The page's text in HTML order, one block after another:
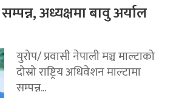
अध्यक्षमा बावु अर्याल
युरोप/ प्रवासी नेपाली मञ्च माल्टाको
दोस्रो राष्ट्रिय अधिवेशन माल्टामा
सम्पन्न...